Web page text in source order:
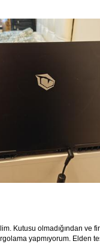
Kutusu olmadığından ve
yapmıyorum. Elden